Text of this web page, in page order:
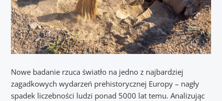
Nowe badanie rzuca światło na jedno z najbardziej
zagadkowych wydarzeń prehistorycznej Europy – nagły
spadek liczebności ludzi ponad 5000 lat temu. Analizując